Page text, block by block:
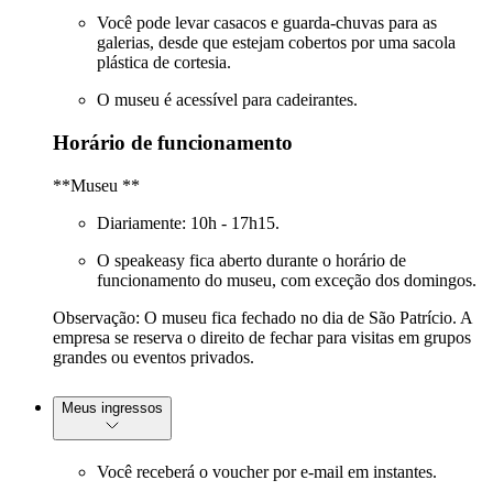
Você pode levar casacos e guarda-chuvas para as
galerias, desde que estejam cobertos por uma sacola
plástica de cortesia.
O museu é acessível para cadeirantes.
Horário de funcionamento
**Museu **
Diariamente: 10h - 17h15.
O speakeasy fica aberto durante o horário de
funcionamento do museu, com exceção dos domingos.
Observação: O museu fica fechado no dia de São Patrício. A
empresa se reserva o direito de fechar para visitas em grupos
grandes ou eventos privados.
Meus ingressos
Você receberá o voucher por e-mail em instantes.